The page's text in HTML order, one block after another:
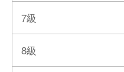
7級
8級